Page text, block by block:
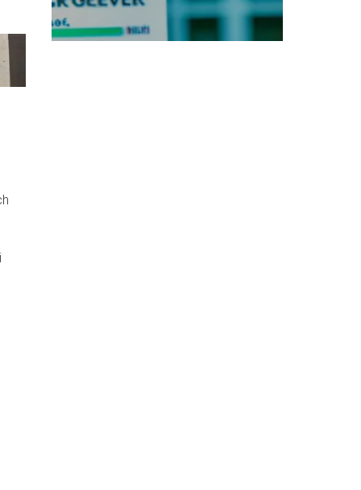
nowych właścicieli